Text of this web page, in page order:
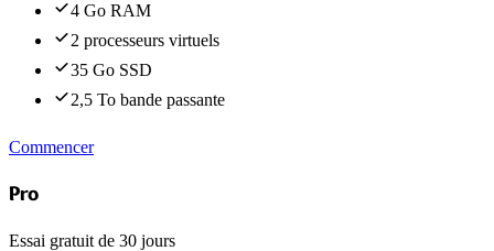
4 Go RAM
2 processeurs virtuels
35 Go SSD
2,5 To bande passante
Commencer
Pro
Essai gratuit de 30 jours